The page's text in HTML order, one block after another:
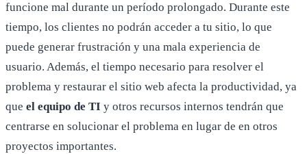
funcione mal durante un período prolongado. Durante este
tiempo, los clientes no podrán acceder a tu sitio, lo que
puede generar frustración y una mala experiencia de
usuario. Además, el tiempo necesario para resolver el
problema y restaurar el sitio web afecta la productividad, ya
que el equipo de TI y otros recursos internos tendrán que
centrarse en solucionar el problema en lugar de en otros
proyectos importantes.